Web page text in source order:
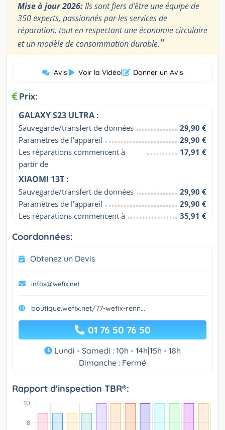
Mise à jour 2026:Ils sont fiers d’être une équipe de
350 experts, passionnés par les services de
réparation, tout en respectant une économie circulaire
et un modèle de consommation durable."
Avis| Voir la Vidéo| Donner un Avis
Prix:
GALAXY S23 ULTRA :
Sauvegarde/transfert de données
29,90 €
Paramètres de l’appareil
29,90 €
Les réparations commencent à
partir de
17,91 €
XIAOMI 13T :
Sauvegarde/transfert de données
29,90 €
Paramètres de l’appareil
29,90 €
Les réparations commencent à
35,91 €
Coordonnées:
Obtenez un Devis
infos@wefix.net
boutique.wefix.net/77-wefix-renn...
01 76 50 76 50
Lundi - Samedi : 10h - 14h|15h - 18h
Dimanche : Fermé
Rapport d'inspection TBR®: